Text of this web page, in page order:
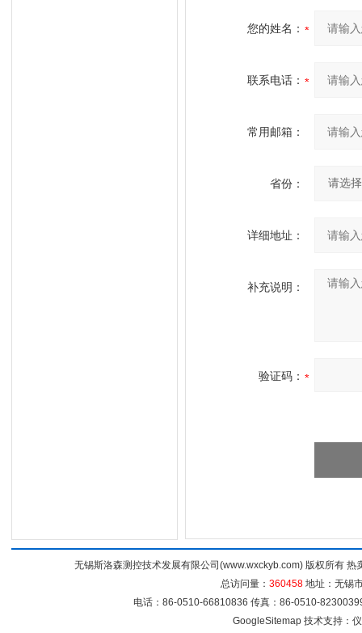
您的姓名：
联系电话：
常用邮箱：
省份：
详细地址：
补充说明：
验证码：
无锡斯洛森测控技术发展有限公司(www.wxckyb.com) 版权所有
总访问量： 360458 地址：无锡
电话：86-0510-66810836 传真：86-0510-
GoogleSitemap技术支持：